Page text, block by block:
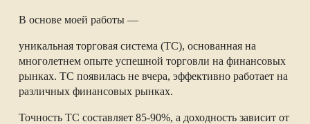
В основе моей работы —
уникальная торговая система (ТС), основанная на
многолетнем опыте успешной торговли на финансовых
рынках. ТС появилась не вчера, эффективно работает на
различных финансовых рынках.
Точность ТС составляет 85-90%, а доходность зависит от